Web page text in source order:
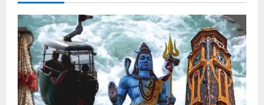
अस्पताल
और
तहसील
भवन
भी
असुरक्षित
–
लापता
बुजुर्ग
तलाश